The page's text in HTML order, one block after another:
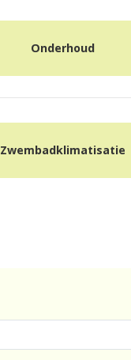
Onderhoud
Zwembadklimatisatie